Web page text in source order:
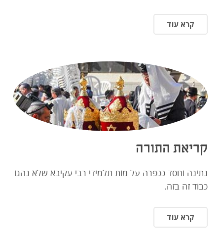
קרא עוד
קריאת התורה
נתינה וחסד ככפרה על מות תלמידי רבי עקיבא שלא נהגו
כבוד זה בזה.
קרא עוד